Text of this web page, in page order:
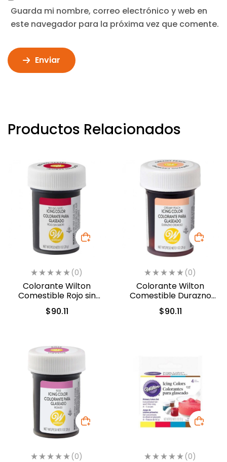
Guarda mi nombre, correo electrónico y web en
este navegador para la próxima vez que comente.
Enviar
Productos Relacionados
(0)
Colorante Wilton
Comestible Rojo sin
sabor 28.3gr. (04-0-
0048)
$90.11
(0)
Colorante Wilton
Comestible Durazno
Cremoso/Creamy
Peach 28.3gr. (610-210)
$90.11
(0) (0)